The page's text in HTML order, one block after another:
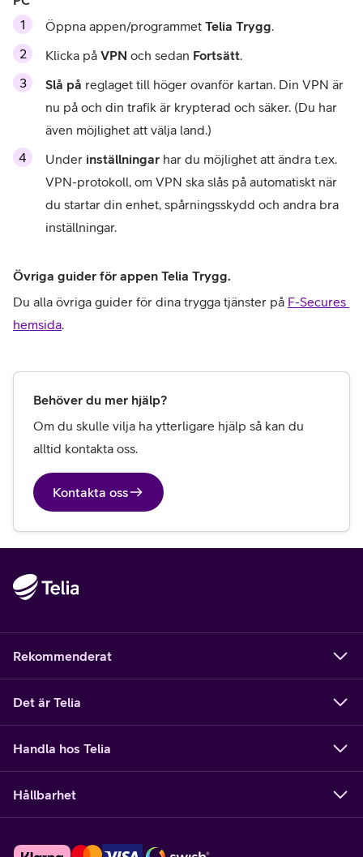
Öppna appen/programmet Telia Trygg.
Klicka på VPN och sedan Fortsätt.
Slå på reglaget till höger ovanför kartan. Din VPN är
nu på och din trafik är krypterad och säker. (Du har
även möjlighet att välja land.)
Under inställningar har du möjlighet att ändra t.ex.
VPN-protokoll, om VPN ska slås på automatiskt när
du startar din enhet, spårningsskydd och andra bra
inställningar.
Övriga guider för appen Telia Trygg.
Du alla övriga guider för dina trygga tjänster på F-Secures
hemsida.
Behöver du mer hjälp?
Om du skulle vilja ha ytterligare hjälp så kan du
alltid kontakta oss.
Kontakta oss
Rekommenderat
Det är Telia
Handla hos Telia
Hållbarhet